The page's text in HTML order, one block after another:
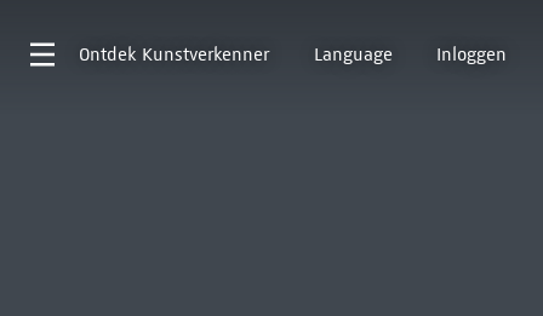
Ontdek Kunstverkenner Language Inloggen